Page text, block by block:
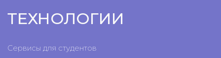
ТЕХНОЛОГИИ
Сервисы для студентов